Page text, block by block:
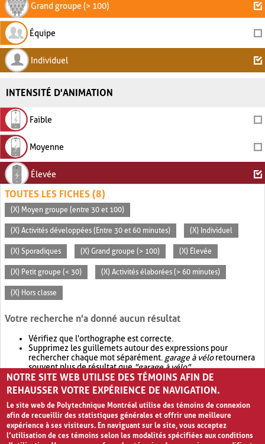
Grand groupe (> 100)
Équipe
Individuel
INTENSITÉ D'ANIMATION
Faible
Moyenne
Élevée
TOUTES LES FICHES (8)
(X) Moyen groupe (entre 30 et 100)
(X) Activités développées (Entre 30 et 60 minutes) (X) Individuel
(X) Sporadiques (X) Grand groupe (> 100) (X) Élevée
(X) Petit groupe (< 30) (X) Activités élaborées (> 60 minutes)
(X) Hors classe
Votre recherche n'a donné aucun résultat
Vérifiez que l'orthographe est correcte.
Supprimez les guillemets autour des expressions pour
rechercher chaque mot séparément. garage à véloretournera
souvent plus de résultat que"garage à vélo".
Envisagez d'élargir votre recherche avec OR.garage OR vélo
retournera souvent plus de résultat quegarage à vélo
NOTRE SITE WEB UTILISE DES TÉMOINS AFIN DE
REHAUSSER VOTRE EXPÉRIENCE DE NAVIGATION.
Le site web de Polytechnique Montréal utilise des témoins de connexion
afin de recueillir des statistiques générales et offrir une meilleure
expérience à ses visiteurs. En naviguant sur le site, vous acceptez
l’utilisation de ces témoins selon les modalités spécifiées aux conditions